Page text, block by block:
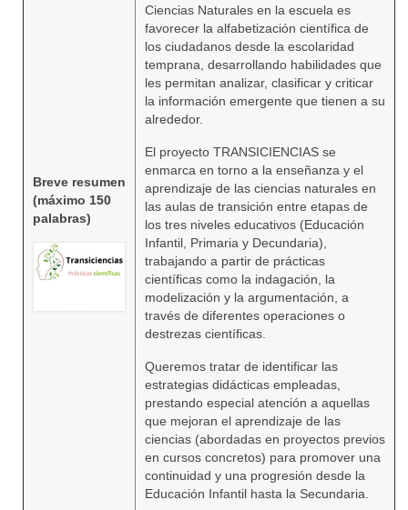
Breve resumen
(máximo 150
palabras)
Ciencias Naturales en la escuela es
favorecer la alfabetización científica de
los ciudadanos desde la escolaridad
temprana, desarrollando habilidades que
les permitan analizar, clasificar y criticar
la información emergente que tienen a su
alrededor.
El proyecto TRANSICIENCIAS se
enmarca en torno a la enseñanza y el
aprendizaje de las ciencias naturales en
las aulas de transición entre etapas de
los tres niveles educativos (Educación
Infantil, Primaria y Decundaria),
trabajando a partir de prácticas
científicas como la indagación, la
modelización y la argumentación, a
través de diferentes operaciones o
destrezas científicas.
Queremos tratar de identificar las
estrategias didácticas empleadas,
prestando especial atención a aquellas
que mejoran el aprendizaje de las
ciencias (abordadas en proyectos previos
en cursos concretos) para promover una
continuidad y una progresión desde la
Educación Infantil hasta la Secundaria.